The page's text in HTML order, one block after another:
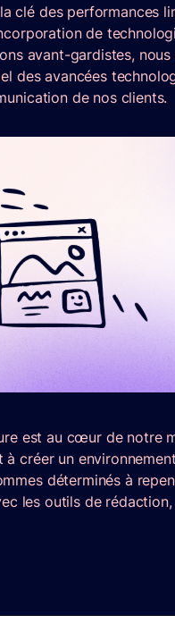
clé des performances
de
avant-gardistes, nous
des avancées
de nos clients.
est au cœur de notre
à créer un
déterminés à
les outils de